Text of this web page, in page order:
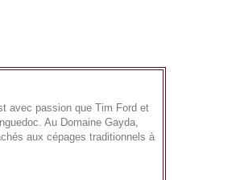
avec passion que Tim Ford et
Au Domaine Gayda,
aux cépages traditionnels à